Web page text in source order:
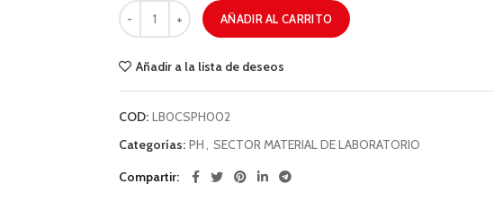
AÑADIR AL CARRITO
Añadir a la lista de deseos
COD: LB0CSPH002
Categorías: PH, SECTOR MATERIAL DE LABORATORIO
Compartir